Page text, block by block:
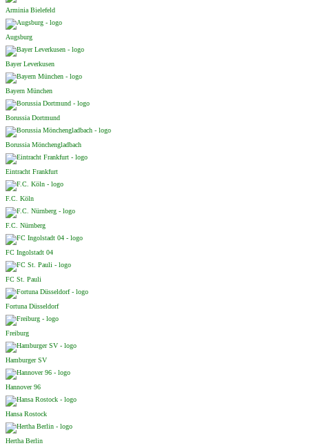
Arminia Bielefeld
Augsburg
Bayer Leverkusen
Bayern München
Borussia Dortmund
Borussia Mönchengladbach
Eintracht Frankfurt
F.C. Köln
F.C. Nürnberg
FC Ingolstadt 04
FC St. Pauli
Fortuna Düsseldorf
Freiburg
Hamburger SV
Hannover 96
Hansa Rostock
Hertha Berlin